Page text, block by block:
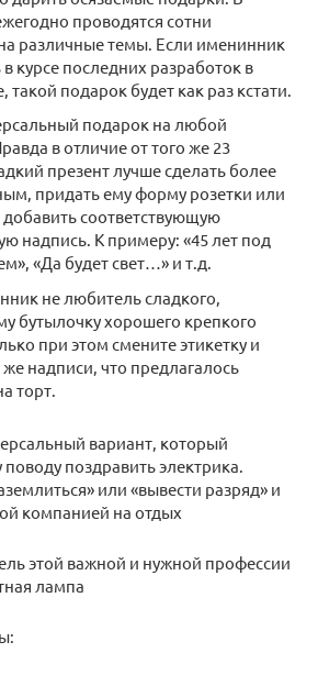
проводятся сотни
различные темы. Если именинник
курсе последних разработок в
такой подарок будет как раз кстати.
подарок на любой
в отличие от того же 23
презент лучше сделать более
придать ему форму розетки или
соответствующую
надпись. К примеру: «45 лет под
«Да будет свет…» и т.д.
не любитель сладкого,
бутылочку хорошего крепкого
при этом смените этикетку и
же надписи, что предлагалось
торт.
вариант, который
поздравить электрика.
или «вывести разряд» и
компанией на отдых
этой важной и нужной профессии
лампа